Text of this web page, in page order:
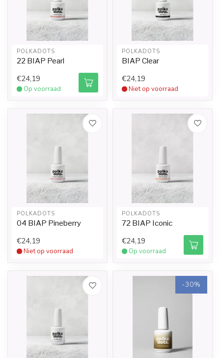
POLKADOTS
22 BIAP Pearl
€24,19
Op voorraad
POLKADOTS
BIAP Clear
€24,19
Niet op voorraad
POLKADOTS
04 BIAP Pineberry
€24,19
Niet op voorraad
POLKADOTS
72 BIAP Iconic
€24,19
Op voorraad
-30%